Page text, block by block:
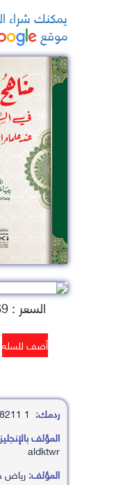
يمكنك شراء
موقع
السعر : 9$
ردمك:
المؤلف
aldktwr
المؤلف:رياض